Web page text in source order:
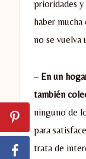
prioridades
haber
no se vuelva
– En un
también
ninguno de
para
trata de